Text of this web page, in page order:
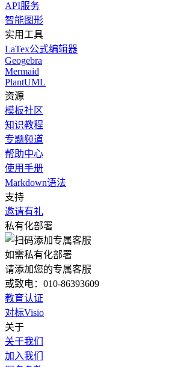
API服务
智能图形
实用工具
LaTex公式编辑器
Geogebra
Mermaid
PlantUML
资源
模板社区
知识教程
专题频道
帮助中心
使用手册
Markdown语法
支持
邀请有礼
私有化部署
如需私有化部署
请添加您的专属客服
或致电：010-86393609
教育认证
对标Visio
关于
关于我们
加入我们